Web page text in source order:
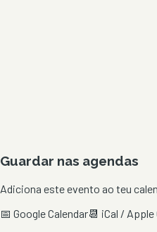
Guardar nas agendas
Adiciona este evento ao teu
📅 Google Calendar📆 iCal / Apple